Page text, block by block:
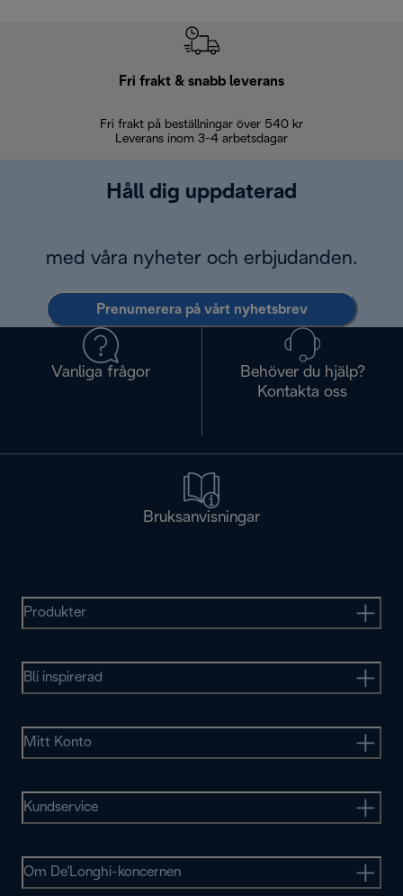
Fri frakt & snabb leverans
Fri frakt på beställningar över 540 kr
Leverans inom 3-4 arbetsdagar
Håll dig uppdaterad
med våra nyheter och erbjudanden.
Prenumerera på vårt nyhetsbrev
Vanliga frågor
Behöver du hjälp?
Kontakta oss
Bruksanvisningar
Produkter
Bli inspirerad
Mitt Konto
Kundservice
Om De'Longhi-koncernen